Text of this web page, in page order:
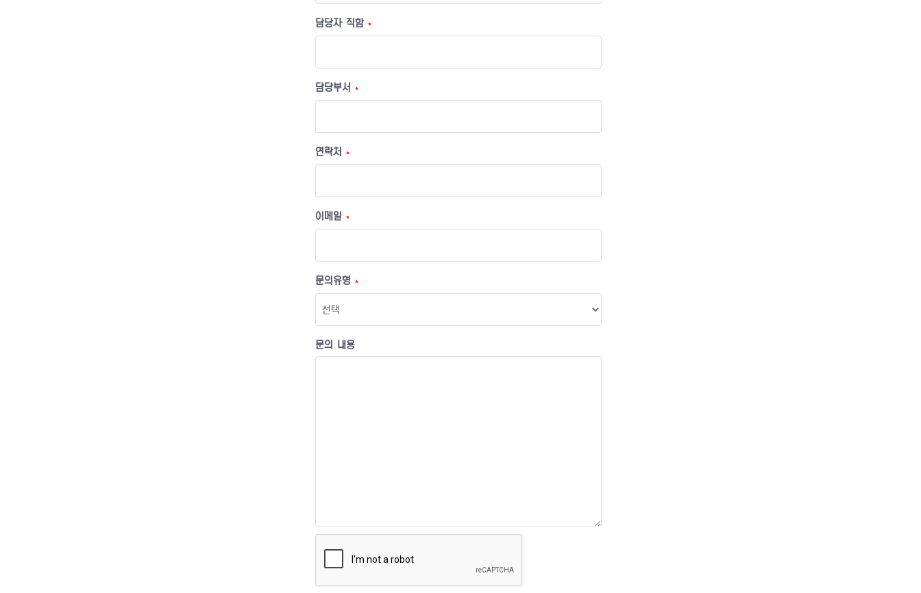
담당자 직함 *
담당부서 *
연락처 *
이메일 *
문의유형 *
문의 내용